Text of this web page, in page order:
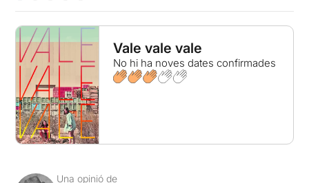
Vale vale vale
No hi ha noves dates confirmades
Una opinió de